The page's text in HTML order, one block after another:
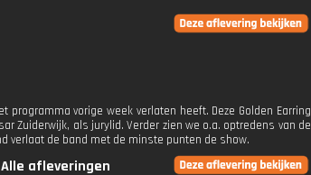
vorige week verlaten heeft. Deze Golden Earring
Zuiderwijk, als jurylid. Verder zien we o.a. optredens van de
verlaat de band met de minste punten de show.
Alle afleveringen